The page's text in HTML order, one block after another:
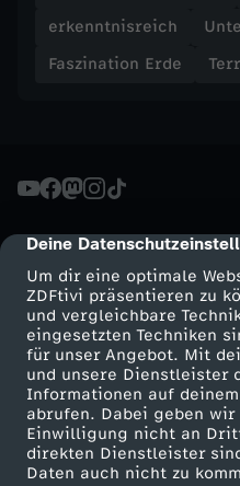
cmp-dialog-
Deine
Um dir eine optimale
ZDFtivi präsentieren zu
und vergleichbare
eingesetzten Techniken
für unser Angebot. Mit
und unsere Dienstleister
Informationen auf
abrufen. Dabei geben
Einwilligung nicht an
direkten Dienstleister
Daten auch nicht zu
z
w
r
k
erkenntnisreich
Faszination Erde
Mehr ZDF
ZDF-Apps
Smart TV
ZDFtext